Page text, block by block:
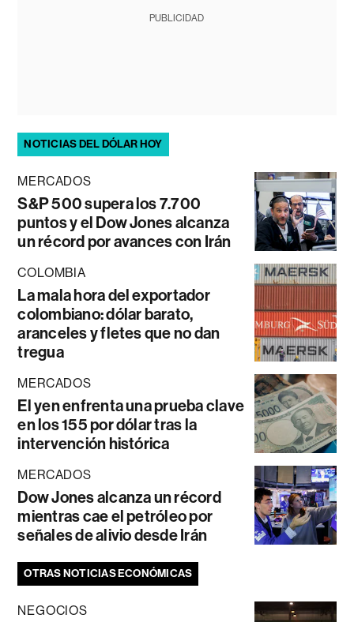
PUBLICIDAD
NOTICIAS DEL DÓLAR HOY
MERCADOS
S&P 500 supera los 7.700
puntos y el Dow Jones alcanza
un récord por avances con Irán
COLOMBIA
La mala hora del exportador
colombiano: dólar barato,
aranceles y fletes que no dan
tregua
MERCADOS
El yen enfrenta una prueba clave
en los 155 por dólar tras la
intervención histórica
MERCADOS
Dow Jones alcanza un récord
mientras cae el petróleo por
señales de alivio desde Irán
OTRAS NOTICIAS ECONÓMICAS
NEGOCIOS